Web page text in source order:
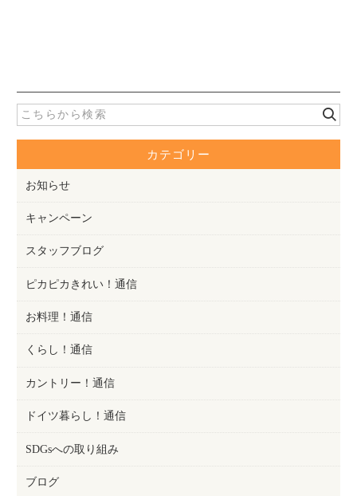
カテゴリー
お知らせ
キャンペーン
スタッフブログ
ピカピカきれい！通信
お料理！通信
くらし！通信
カントリー！通信
ドイツ暮らし！通信
SDGsへの取り組み
ブログ